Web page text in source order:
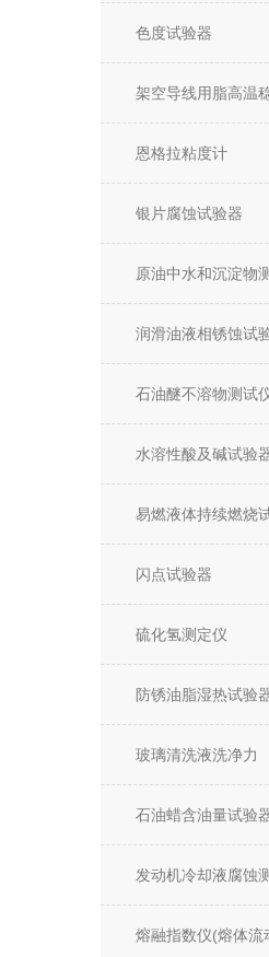
色度试验器
架空导线用脂高温
恩格拉粘度计
银片腐蚀试验器
原油中水和沉淀物
润滑油液相锈蚀试
石油醚不溶物测试
水溶性酸及碱试验
易燃液体持续燃烧
闪点试验器
硫化氢测定仪
防锈油脂湿热试验
玻璃清洗液洗净力
石油蜡含油量试验
发动机冷却液腐蚀